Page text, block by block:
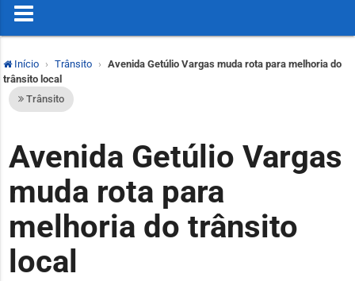
Início Trânsito
Avenida Getúlio Vargas muda rota para melhoria do
trânsito local
Trânsito
Avenida Getúlio Vargas
muda rota para
melhoria do trânsito
local